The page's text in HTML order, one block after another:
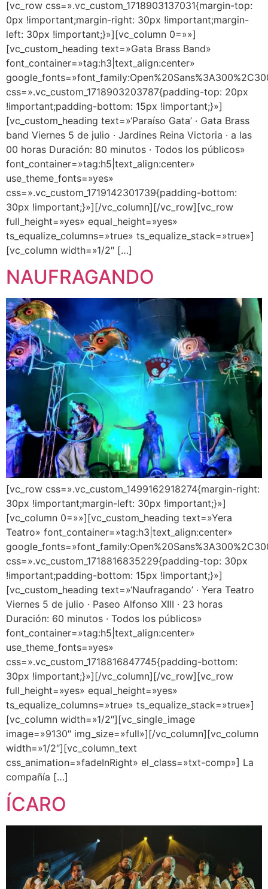
[vc_row css=».vc_custom_1718903137031{margin-top:
0px !important;margin-right: 30px !important;margin-
left: 30px !important;}»][vc_column 0=»»]
[vc_custom_heading text=»Gata Brass Band»
font_container=»tag:h3|text_align:center»
css=».vc_custom_1718903203787{padding-top: 20px
!important;padding-bottom: 15px !important;}»]
[vc_custom_heading text=»‘Paraíso Gata’ · Gata Brass
band Viernes 5 de julio · Jardines Reina Victoria · a las
00 horas Duración: 80 minutos · Todos los públicos»
font_container=»tag:h5|text_align:center»
use_theme_fonts=»yes»
css=».vc_custom_1719142301739{padding-bottom:
30px !important;}»][/vc_column][/vc_row][vc_row
full_height=»yes» equal_height=»yes»
ts_equalize_columns=»true» ts_equalize_stack=»true»]
[vc_column width=»1/2″ […]
NAUFRAGANDO
[vc_row css=».vc_custom_1499162918274{margin-right:
30px !important;margin-left: 30px !important;}»]
[vc_column 0=»»][vc_custom_heading text=»Yera
Teatro» font_container=»tag:h3|text_align:center»
css=».vc_custom_1718816835229{padding-top: 30px
!important;padding-bottom: 15px !important;}»]
[vc_custom_heading text=»‘Naufragando’ · Yera Teatro
Viernes 5 de julio · Paseo Alfonso XIII · 23 horas
Duración: 60 minutos · Todos los públicos»
font_container=»tag:h5|text_align:center»
use_theme_fonts=»yes»
css=».vc_custom_1718816847745{padding-bottom:
30px !important;}»][/vc_column][/vc_row][vc_row
full_height=»yes» equal_height=»yes»
ts_equalize_columns=»true» ts_equalize_stack=»true»]
[vc_column width=»1/2″][vc_single_image
image=»9130″ img_size=»full»][/vc_column][vc_column
width=»1/2″][vc_column_text
css_animation=»fadeInRight» el_class=»txt-comp»] La
compañía […]
ÍCARO